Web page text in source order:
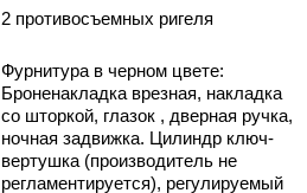
2 противосъемных ригеля
Фурнитура в черном цвете:
Броненакладка врезная, накладка
со шторкой, глазок , дверная ручка,
ночная задвижка. Цилиндр ключ-
вертушка (производитель не
регламентируется), регулируемый